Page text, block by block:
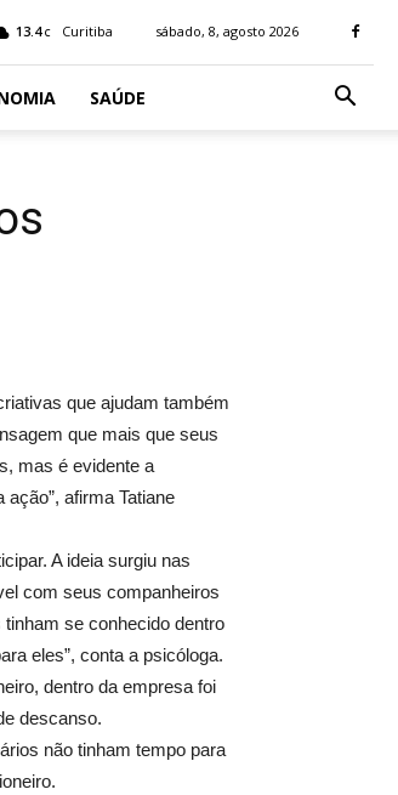
13.4 C Curitiba sábado, 8, agosto 2026
SAÚDE
que ajudam também
que mais que seus
mas é evidente a
afirma Tatiane
A ideia surgiu nas
com seus companheiros
se conhecido dentro
eles”, conta a psicóloga.
dentro da empresa foi
descanso.
não tinham tempo para